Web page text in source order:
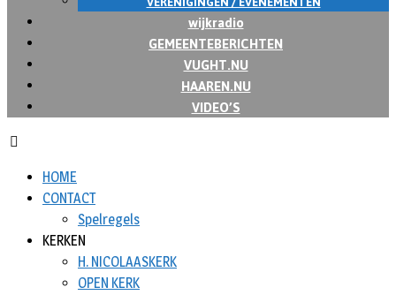
wijkradio
GEMEENTEBERICHTEN
VUGHT.NU
HAAREN.NU
VIDEO’S
HOME
CONTACT
Spelregels
KERKEN
H. NICOLAASKERK
OPEN KERK